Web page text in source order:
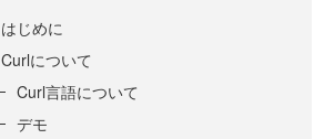
はじめに
Curlについて
Curl言語について
デモ